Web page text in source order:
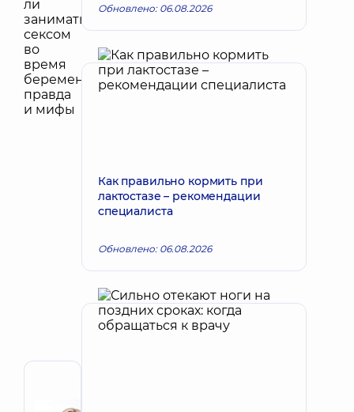
Обновлено: 06.08.2026
Как правильно кормить при
лактостазе – рекомендации
специалиста
Обновлено: 06.08.2026